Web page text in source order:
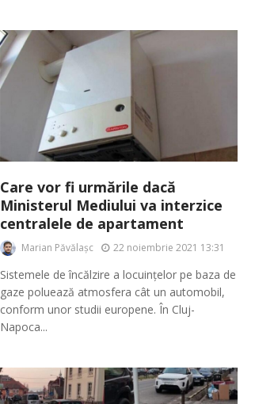
Care vor fi urmările dacă
Ministerul Mediului va interzice
centralele de apartament
Marian Păvălașc 22 noiembrie 2021 13:31
Sistemele de încălzire a locuințelor pe baza de
gaze poluează atmosfera cât un automobil,
conform unor studii europene. În Cluj-
Napoca...